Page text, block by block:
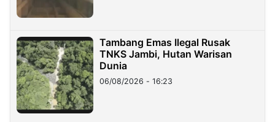
Tambang Emas Ilegal Rusak
TNKS Jambi, Hutan Warisan
Dunia
06/08/2026 - 16:23